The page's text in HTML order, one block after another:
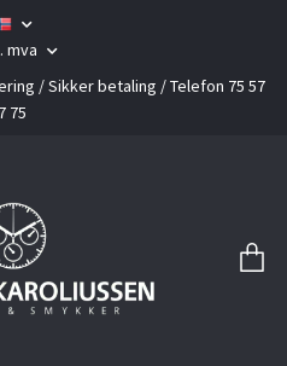
mva
/ Sikker betaling / Telefon 75 57
75